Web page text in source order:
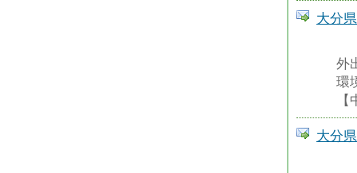
大分
外
環
大分